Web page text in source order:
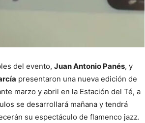
del evento, Juan Antonio Panés, y
presentaron una nueva edición de
marzo y abril en la Estación del Té, a
se desarrollará mañana y tendrá
su espectáculo de flamenco jazz.